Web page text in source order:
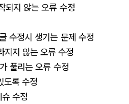
되지 않는 오류 수정
수정시 생기는 문제 수정
지지 않는 오류 수정
풀리는 오류 수정
도록 수정
수정